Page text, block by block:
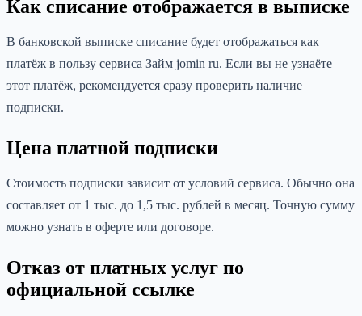
Как списание отображается в выписке
В банковской выписке списание будет отображаться как
платёж в пользу сервиса Займ jomin ru. Если вы не узнаёте
этот платёж, рекомендуется сразу проверить наличие
подписки.
Цена платной подписки
Стоимость подписки зависит от условий сервиса. Обычно она
составляет от 1 тыс. до 1,5 тыс. рублей в месяц. Точную сумму
можно узнать в оферте или договоре.
Отказ от платных услуг по
официальной ссылке